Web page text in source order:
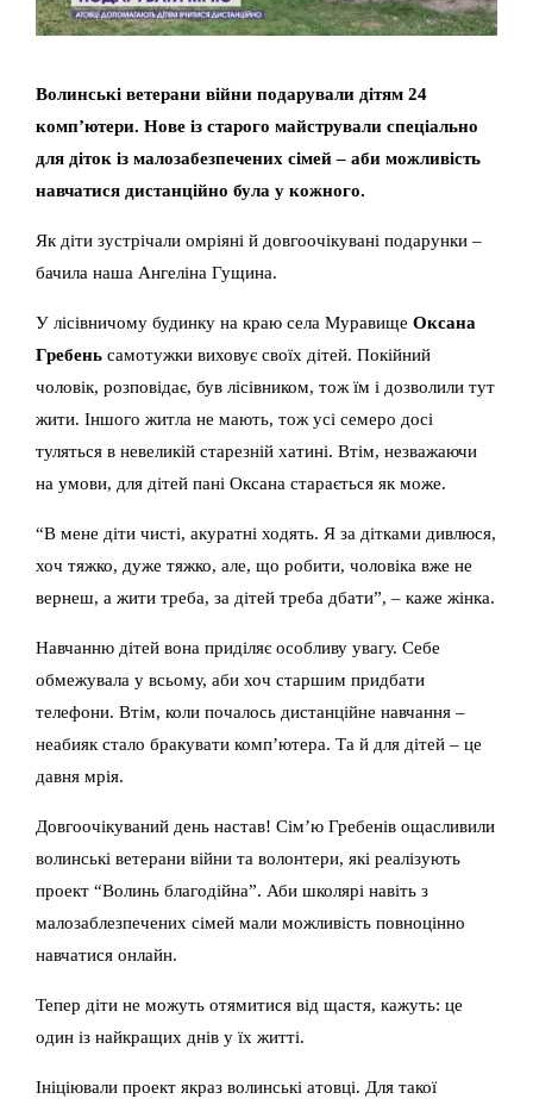
Волинські ветерани війни подарували дітям 24
комп’ютери. Нове із старого майстрували спеціально
для діток із малозабезпечених сімей – аби можливість
навчатися дистанційно була у кожного.
Як діти зустрічали омріяні й довгоочікувані подарунки –
бачила наша Ангеліна Гущина.
У лісівничому будинку на краю села Муравище Оксана
Гребень самотужки виховує своїх дітей. Покійний
чоловік, розповідає, був лісівником, тож їм і дозволили тут
жити. Іншого житла не мають, тож усі семеро досі
туляться в невеликій старезній хатині. Втім, незважаючи
на умови, для дітей пані Оксана старається як може.
“В мене діти чисті, акуратні ходять. Я за дітками дивлюся,
хоч тяжко, дуже тяжко, але, що робити, чоловіка вже не
вернеш, а жити треба, за дітей треба дбати”, – каже жінка.
Навчанню дітей вона приділяє особливу увагу. Себе
обмежувала у всьому, аби хоч старшим придбати
телефони. Втім, коли почалось дистанційне навчання –
неабияк стало бракувати комп’ютера. Та й для дітей – це
давня мрія.
Довгоочікуваний день настав! Сім’ю Гребенів ощасливили
волинські ветерани війни та волонтери, які реалізують
проект “Волинь благодійна”. Аби школярі навіть з
малозаблезпечених сімей мали можливість повноцінно
навчатися онлайн.
Тепер діти не можуть отямитися від щастя, кажуть: це
один із найкращих днів у їх житті.
Ініціювали проект якраз волинські атовці. Для такої